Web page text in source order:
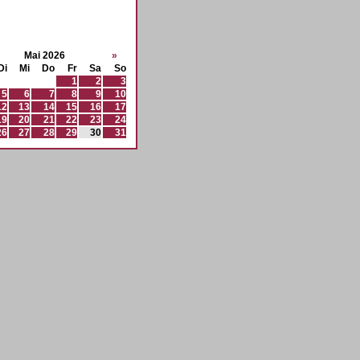
Mai 2026
»
Di Mi Do Fr Sa
So
1
2
3
5 6 7 8 9
10
13 14 15 16
17
20 21 22 23
24
27 28 29 30 31